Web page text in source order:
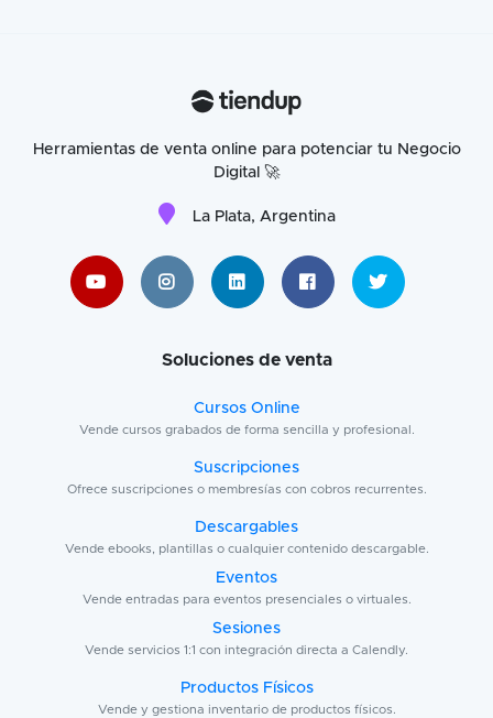
Herramientas de venta online para potenciar tu Negocio
Digital 🚀
La Plata, Argentina
Soluciones de venta
Cursos Online
Vende cursos grabados de forma sencilla y profesional.
Suscripciones
Ofrece suscripciones o membresías con cobros recurrentes.
Descargables
Vende ebooks, plantillas o cualquier contenido descargable.
Eventos
Vende entradas para eventos presenciales o virtuales.
Sesiones
Vende servicios 1:1 con integración directa a Calendly.
Productos Físicos
Vende y gestiona inventario de productos físicos.